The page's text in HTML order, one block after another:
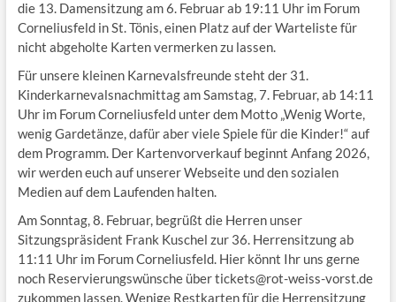
die 13. Damensitzung am 6. Februar ab 19:11 Uhr im Forum
Corneliusfeld in St. Tönis, einen Platz auf der Warteliste für
nicht abgeholte Karten vermerken zu lassen.
Für unsere kleinen Karnevalsfreunde steht der 31.
Kinderkarnevalsnachmittag am Samstag, 7. Februar, ab 14:11
Uhr im Forum Corneliusfeld unter dem Motto „Wenig Worte,
wenig Gardetänze, dafür aber viele Spiele für die Kinder!“ auf
dem Programm. Der Kartenvorverkauf beginnt Anfang 2026,
wir werden euch auf unserer Webseite und den sozialen
Medien auf dem Laufenden halten.
Am Sonntag, 8. Februar, begrüßt die Herren unser
Sitzungspräsident Frank Kuschel zur 36. Herrensitzung ab
11:11 Uhr im Forum Corneliusfeld. Hier könnt Ihr uns gerne
noch Reservierungswünsche über tickets@rot-weiss-vorst.de
zukommen lassen. Wenige Restkarten für die Herrensitzung